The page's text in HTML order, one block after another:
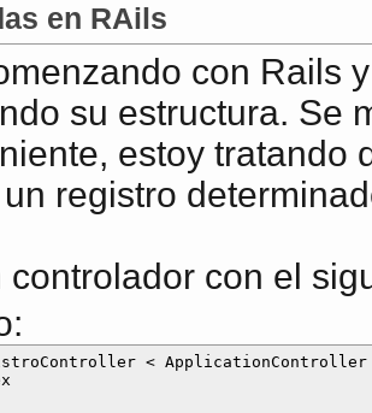
en RAils
con Rails
su estructura. Se
estoy tratando
registro
controlador con el
< ApplicationController